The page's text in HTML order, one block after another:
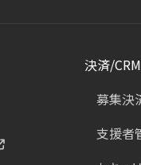
決済/CRM
募集決
支援者